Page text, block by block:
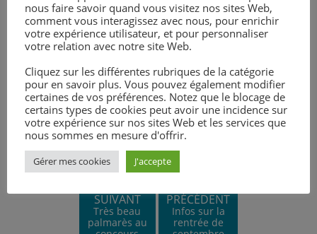
SUIVANT
Très beau
palmarès au
PRÉCÉDENT
Infos sur la
rentrée de
nous faire savoir quand vous visitez nos sites Web,
comment vous interagissez avec nous, pour enrichir
votre expérience utilisateur, et pour personnaliser
votre relation avec notre site Web.
Cliquez sur les différentes rubriques de la catégorie
pour en savoir plus. Vous pouvez également modifier
certaines de vos préférences. Notez que le blocage de
certains types de cookies peut avoir une incidence sur
votre expérience sur nos sites Web et les services que
nous sommes en mesure d'offrir.
Gérer mes cookies J'accepte